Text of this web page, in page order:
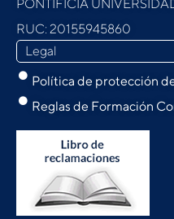
PONTIFICIA
RUC: 20155945860
Legal
Política de protección
Reglas de Formación